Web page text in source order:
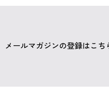
メールマガジンの登録はこち